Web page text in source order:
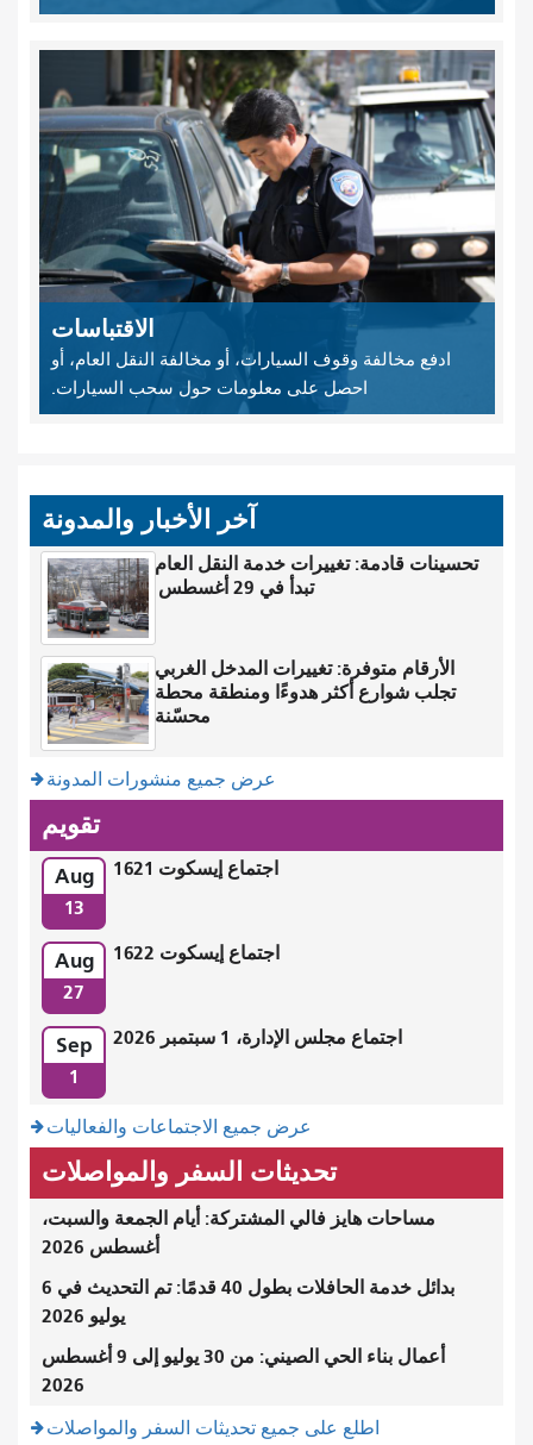
الاقتباسات
ادفع مخالفة وقوف السيارات، أو مخالفة النقل العام، أو
احصل على معلومات حول سحب السيارات.
آخر الأخبار والمدونة
تحسينات قادمة: تغييرات خدمة النقل العام
تبدأ في 29 أغسطس
الأرقام متوفرة: تغييرات المدخل الغربي
تجلب شوارع أكثر هدوءًا ومنطقة محطة
محسّنة
عرض جميع منشورات المدونة
تقويم
Aug
13
اجتماع إيسكوت 1621
Aug
27
اجتماع إيسكوت 1622
Sep
1
اجتماع مجلس الإدارة، 1 سبتمبر 2026
عرض جميع الاجتماعات والفعاليات
تحديثات السفر والمواصلات
مساحات هايز فالي المشتركة: أيام الجمعة والسبت،
أغسطس 2026
بدائل خدمة الحافلات بطول 40 قدمًا: تم التحديث في 6
يوليو 2026
أعمال بناء الحي الصيني: من 30 يوليو إلى 9 أغسطس
2026
اطلع على جميع تحديثات السفر والمواصلات